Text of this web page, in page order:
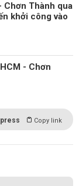
Chơn Thành qua
khởi công vào
- Chơn
Copy link